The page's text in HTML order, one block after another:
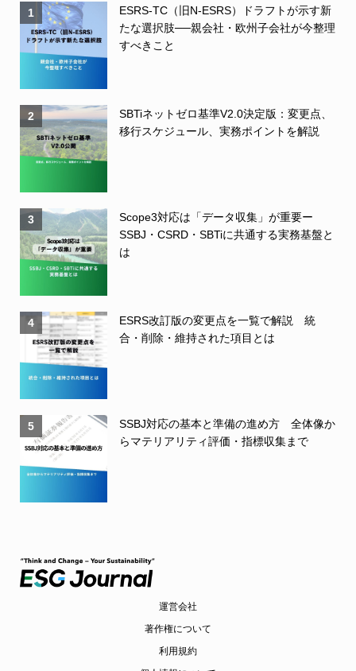
1
ESRS-TC（旧N-ESRS）ドラフトが示す新
たな選択肢──親会社・欧州子会社が今整理
すべきこと
2
SBTiネットゼロ基準V2.0決定版：変更点、
移行スケジュール、実務ポイントを解説
3
Scope3対応は「データ収集」が重要ー
SSBJ・CSRD・SBTiに共通する実務基盤と
は
4
ESRS改訂版の変更点を一覧で解説 統
合・削除・維持された項目とは
5
SSBJ対応の基本と準備の進め方 全体像か
らマテリアリティ評価・指標収集まで
運営会社
著作権について
利用規約